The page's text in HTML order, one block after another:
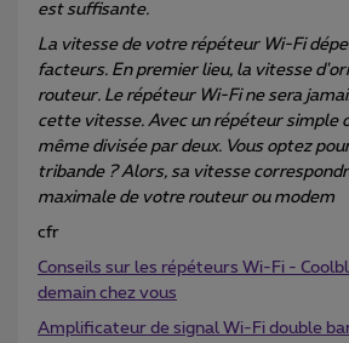
est suffisante.
La vitesse de votre répéteur Wi-Fi
facteurs. En premier lieu, la vitesse
routeur. Le répéteur Wi-Fi ne sera
cette vitesse. Avec un répéteur simple
même divisée par deux. Vous optez
tribande ? Alors, sa vitesse
maximale de votre routeur ou modem
cfr
Conseils sur les répéteurs Wi-Fi -
demain chez vous
Amplificateur de signal Wi-Fi double